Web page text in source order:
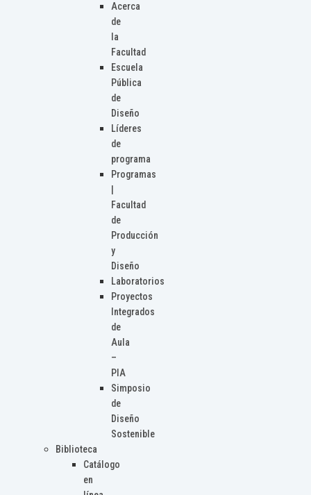
Acerca
de
la
Facultad
Escuela
Pública
de
Diseño
Líderes
de
programa
Programas
Facultad
de
Producción
y
Diseño
Laboratorios
Proyectos
Integrados
de
Aula
–
PIA
Simposio
de
Diseño
Sostenible
Biblioteca
Catálogo
en